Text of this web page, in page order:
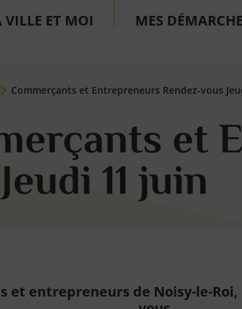
VILLE ET MOI MES
Commerçants et Entrepreneurs Rendez-vous
et
11 juin
et entrepreneurs de Noisy-le-